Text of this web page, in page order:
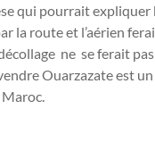
qui pourrait expliquer
la route et l’aérien
ne se ferait
Ouarzazate est